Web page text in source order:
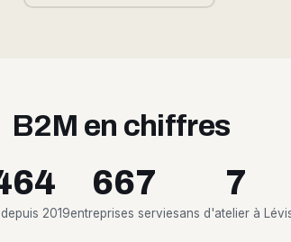
B2M en chiffres
2019
667
entreprises servies
7
ans d'atelier à